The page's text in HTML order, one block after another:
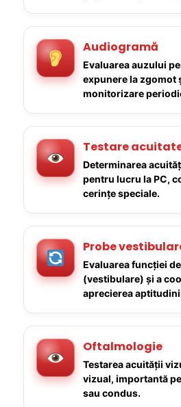
Audiogramă
Evaluarea auzului
expunere la zgomot
monitorizare
Testare
Determinarea
pentru lucru la PC,
cerințe speciale.
Probe
Evaluarea funcției
(vestibulare) și a
aprecierea
Oftalmologie
Testarea acuității
vizual, importantă
sau condus.